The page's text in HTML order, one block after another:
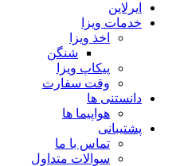
ایرلاین
خدمات ویزا
اخذ ویزا
شنگن
پیکاپ ویزا
وقت سفارت
دانستنی ها
هواپیما ها
پشتیبانی
تماس با ما
سوالات متداول